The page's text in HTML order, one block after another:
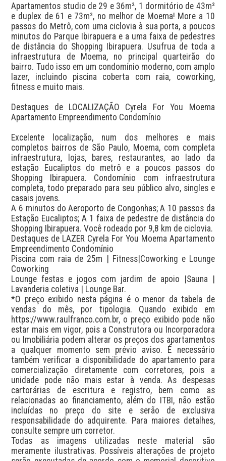
Apartamentos studio de 29 e 36m², 1 dormitório de 43m²
e duplex de 61 e 73m², no melhor de Moema! More a 10
passos do Metrô, com uma ciclovia à sua porta, a poucos
minutos do Parque Ibirapuera e a uma faixa de pedestres
de distância do Shopping Ibirapuera. Usufrua de toda a
infraestrutura de Moema, no principal quarteirão do
bairro. Tudo isso em um condomínio moderno, com amplo
lazer, incluindo piscina coberta com raia, coworking,
fitness e muito mais.
Destaques de LOCALIZAÇÃO Cyrela For You Moema
Apartamento Empreendimento Condomínio
Excelente localização, num dos melhores e mais
completos bairros de São Paulo, Moema, com completa
infraestrutura, lojas, bares, restaurantes, ao lado da
estação Eucaliptos do metrô e a poucos passos do
Shopping Ibirapuera. Condomínio com infraestrutura
completa, todo preparado para seu público alvo, singles e
casais jovens.
A 6 minutos do Aeroporto de Congonhas; A 10 passos da
Estação Eucaliptos; A 1 faixa de pedestre de distância do
Shopping Ibirapuera. Você rodeado por 9,8 km de ciclovia.
Destaques de LAZER Cyrela For You Moema Apartamento
Empreendimento Condomínio
Piscina com raia de 25m | Fitness|Coworking e Lounge
Coworking
Lounge festas e jogos com jardim de apoio |Sauna |
Lavanderia coletiva | Lounge Bar.
*O preço exibido nesta página é o menor da tabela de
vendas do mês, por tipologia. Quando exibido em
https://www.raulfranco.com.br, o preço exibido pode não
estar mais em vigor, pois a Construtora ou Incorporadora
ou Imobiliária podem alterar os preços dos apartamentos
a qualquer momento sem prévio aviso. É necessário
também verificar a disponibilidade do apartamento para
comercialização diretamente com corretores, pois a
unidade pode não mais estar à venda. As despesas
cartorárias de escritura e registro, bem como as
relacionadas ao financiamento, além do ITBI, não estão
incluídas no preço do site e serão de exclusiva
responsabilidade do adquirente. Para maiores detalhes,
consulte sempre um corretor.
Todas as imagens utilizadas neste material são
meramente ilustrativas. Possíveis alterações de projeto